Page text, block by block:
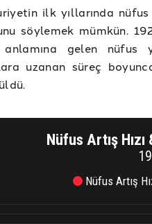
ilk yıllarında
söylemek mümkün.
anlamına gelen nüfus
uzanan süreç